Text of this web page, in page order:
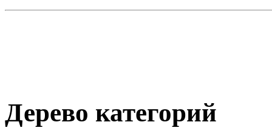
Дерево категорий